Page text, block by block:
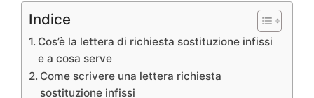
Indice
Cos’è la lettera di richiesta sostituzione infissi
e a cosa serve
Come scrivere una lettera richiesta
sostituzione infissi